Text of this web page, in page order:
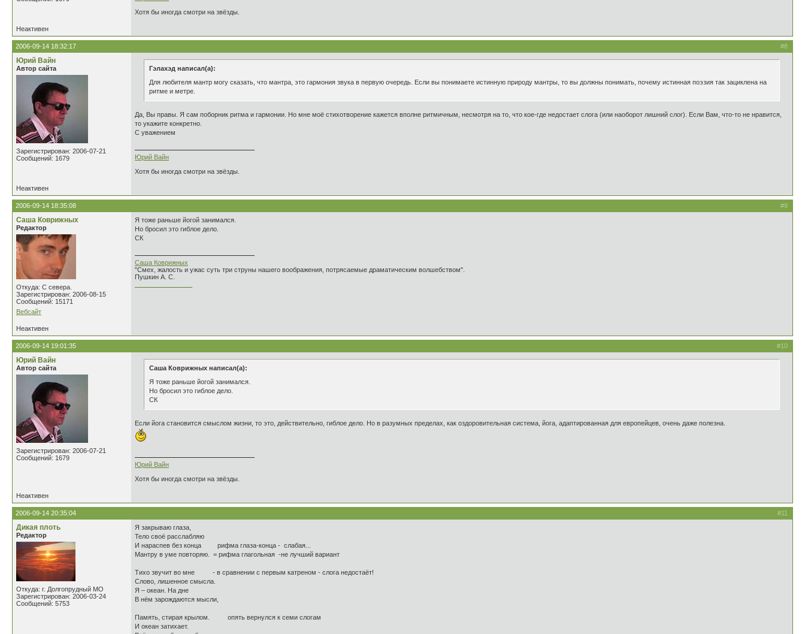
Хотя бы иногда смотри на звёзды.
Неактивен
#8
2006-09-14 18:32:17
Юрий Вайн
Автор сайта
Зарегистрирован: 2006-07-21
Сообщений: 1679
Гэлахэд написал(а):
Для любителя мантр могу сказать, что мантра, это гармония звука в первую очередь. Если вы понимаете истинную природу мантры, то вы должны понимать, почему истинная поэзия так зациклена на
ритме и метре.
Да, Вы правы. Я сам поборник ритма и гармонии. Но мне моё стихотворение кажется вполне ритмичным, несмотря на то, что кое-где недостает слога (или наоборот лишний слог). Если Вам, что-то не нравится,
то укажите конкретно.
С уважением
Юрий Вайн
Хотя бы иногда смотри на звёзды.
Неактивен
#9
2006-09-14 18:35:08
Саша Коврижных
Редактор
Откуда: С севера.
Зарегистрирован: 2006-08-15
Сообщений: 15171
Вебсайт
Я тоже раньше йогой занимался.
Но бросил это гиблое дело.
СК
Саша Коврижных
"Смех, жалость и ужас суть три струны нашего воображения, потрясаемые драматическим волшебством".
Пушкин А. С.
Неактивен
#10
2006-09-14 19:01:35
Юрий Вайн
Автор сайта
Зарегистрирован: 2006-07-21
Сообщений: 1679
Саша Коврижных написал(а):
Я тоже раньше йогой занимался.
Но бросил это гиблое дело.
СК
Если йога становится смыслом жизни, то это, действительно, гиблое дело. Но в разумных пределах, как оздоровительная система, йога, адаптированная для европейцев, очень даже полезна.
Юрий Вайн
Хотя бы иногда смотри на звёзды.
Неактивен
#11
2006-09-14 20:35:04
Дикая плоть
Редактор
Откуда: г. Долгопрудный МО
Зарегистрирован: 2006-03-24
Сообщений: 5753
Я закрываю глаза,
Тело своё расслабляю
И нараспев без конца рифма глаза-конца - слабая...
Мантру в уме повторяю. = рифма глагольная -не лучший вариант
Тихо звучит во мне - в сравнении с первым катреном - слога недостаёт!
Слово, лишенное смысла.
Я – океан. На дне
В нём зарождаются мысли,
Память, стирая крылом. опять вернулся к семи слогам
И океан затихает.